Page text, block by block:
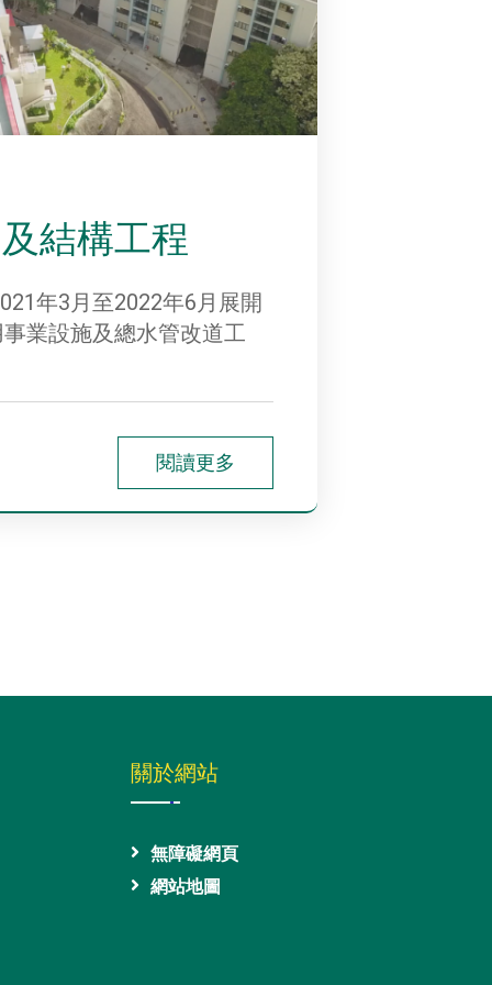
結構工程
年3月至2022年6月展開
業設施及總水管改道工
閱讀更多
關於網站
無障礙網頁
網站地圖